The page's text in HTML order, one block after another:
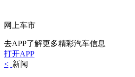
网上车市
去APP了解更多精彩汽车信息
打开APP
< 新闻